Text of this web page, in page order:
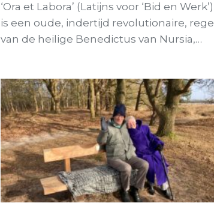
‘Ora et Labora’ (Latijns voor ‘Bid en Werk’)
is een oude, indertijd revolutionaire, regel
van de heilige Benedictus van Nursia,…